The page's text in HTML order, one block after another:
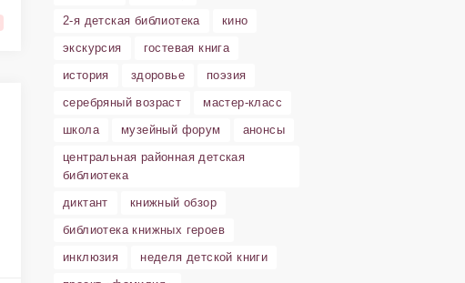
2-я детская библиотека
кино
экскурсия
гостевая книга
история
здоровье
поэзия
серебряный возраст
мастер-класс
школа
музейный форум
анонсы
центральная районная детская
библиотека
диктант
книжный обзор
библиотека книжных героев
инклюзия
неделя детской книги